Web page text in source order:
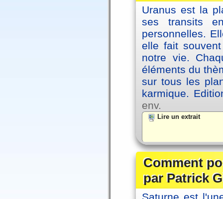
Uranus est la
ses transits
personnelles.
elle fait
notre vie.
éléments du
sur tous les
karmique.
env.
Lire un extrait
Comment
par Patrick